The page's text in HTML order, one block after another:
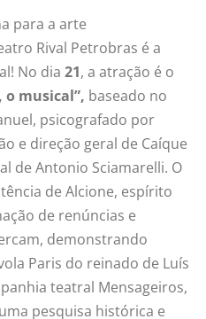
para a arte
Rival Petrobras é a
No dia 21, a atração é o
o musical”, baseado no
psicografado por
e direção geral de Caíque
de Antonio Sciamarelli. O
de Alcione, espírito
de renúncias e
demonstrando
Paris do reinado de Luís
teatral Mensageiros,
pesquisa histórica e